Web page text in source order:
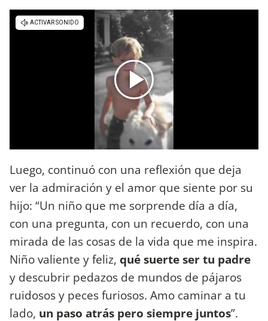
Luego, continuó con una reflexión que deja
ver la admiración y el amor que siente por su
hijo: “Un niño que me sorprende día a día,
con una pregunta, con un recuerdo, con una
mirada de las cosas de la vida que me inspira.
Niño valiente y feliz, qué suerte ser tu padre
y descubrir pedazos de mundos de pájaros
ruidosos y peces furiosos. Amo caminar a tu
lado, un paso atrás pero siempre juntos”.